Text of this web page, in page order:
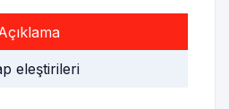
eleştirileri